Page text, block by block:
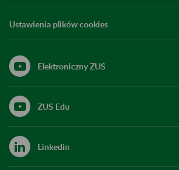
Ustawienia plików cookies
Elektroniczny ZUS
ZUS Edu
Linkedin